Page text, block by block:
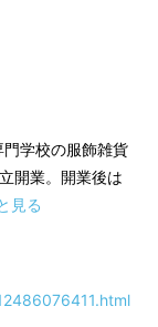
ます。
※革、資材の入荷状
※消費税、送料込み
学校の服飾雑貨
開業。開業後は
見る